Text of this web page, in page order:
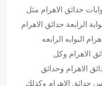
حدائق الاهرام مثل
الرابعة حدائق الاهرام
البوابه الرابعه
الاهرام وكل
الاهرام وحدائق
حدائق الاهرام وكذلك